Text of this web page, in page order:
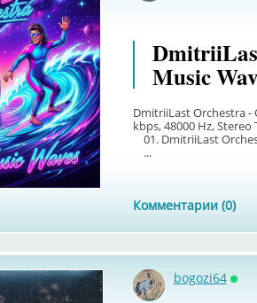
Music
DmitriiLast Orchestra -
kbps, 48000 Hz, Stereo
01. DmitriiLast
...
Комментарии (0)
bogozi64